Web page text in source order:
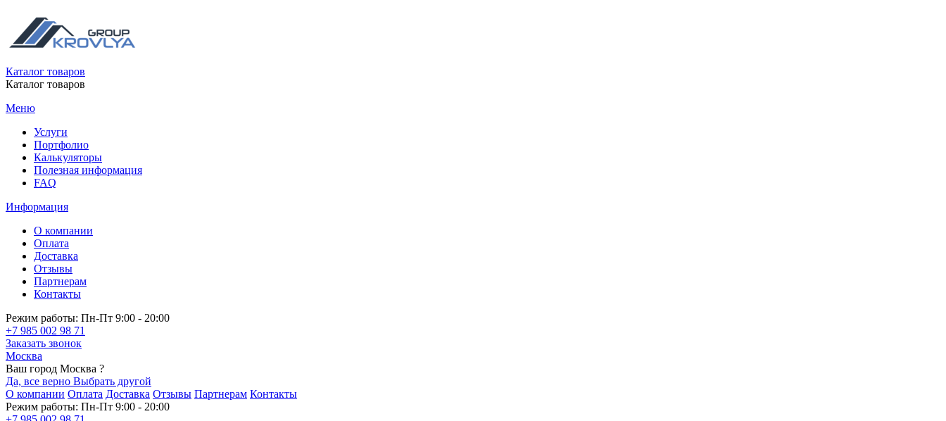
Каталог товаров
Каталог товаров
Меню
Услуги
Портфолио
Калькуляторы
Полезная информация
FAQ
Информация
О компании
Оплата
Доставка
Отзывы
Партнерам
Контакты
Режим работы: Пн-Пт 9:00 - 20:00
+7 985 002 98 71
Заказать звонок
Москва
Ваш город Москва ?
Да, все верно Выбрать другой
О компании Оплата Доставка Отзывы Партнерам Контакты
Режим работы: Пн-Пт 9:00 - 20:00